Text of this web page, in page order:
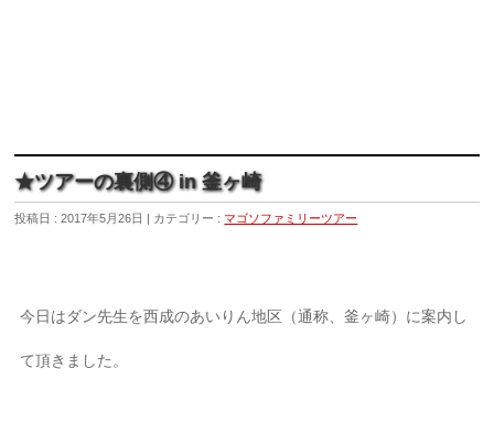
★ツアーの裏側④ in 釜ヶ崎
投稿日 : 2017年5月26日 カテゴリー :マゴソファミリーツアー
今日はダン先生を西成のあいりん地区（通称、釜ヶ崎）に案内し
て頂きました。